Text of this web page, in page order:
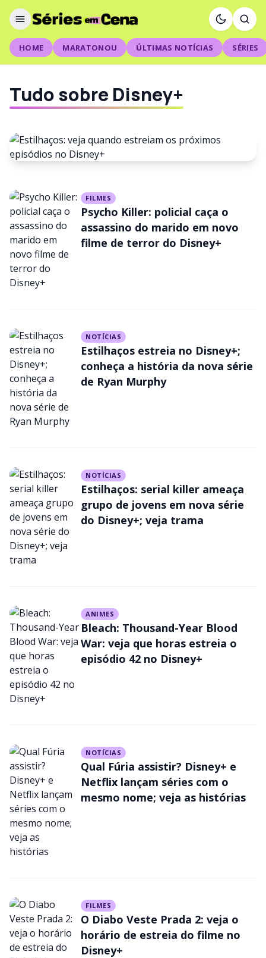
HOME MARATONOU ÚLTIMAS NOTÍCIAS SÉRIES
Tudo sobre Disney+
Estilhaços: veja quando
estreiam os próximos
episódios no Disney+
FILMES
Psycho Killer: policial caça o
assassino do marido em novo
filme de terror do Disney+
NOTÍCIAS
Estilhaços estreia no Disney+;
conheça a história da nova série
de Ryan Murphy
NOTÍCIAS
Estilhaços: serial killer ameaça
grupo de jovens em nova série
do Disney+; veja trama
ANIMES
Bleach: Thousand-Year Blood
War: veja que horas estreia o
episódio 42 no Disney+
NOTÍCIAS
Qual Fúria assistir? Disney+ e
Netflix lançam séries com o
mesmo nome; veja as histórias
FILMES
O Diabo Veste Prada 2: veja o
horário de estreia do filme no
Disney+